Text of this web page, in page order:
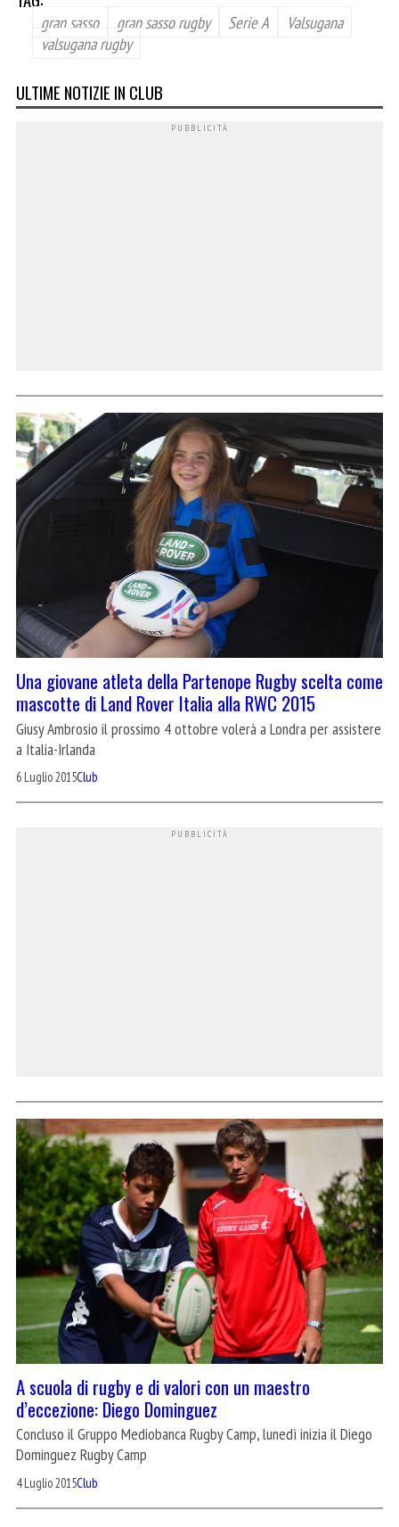
gran sasso gran sasso rugby Serie A
Valsugana
valsugana rugby
ULTIME NOTIZIE IN CLUB
Una giovane atleta della Partenope Rugby scelta come
mascotte di Land Rover Italia alla RWC 2015
Giusy Ambrosio il prossimo 4 ottobre volerà a Londra per assistere
a Italia-Irlanda
6 Luglio 2015Club
A scuola di rugby e di valori con un maestro
d’eccezione: Diego Dominguez
Concluso il Gruppo Mediobanca Rugby Camp, lunedì inizia il Diego
Dominguez Rugby Camp
4 Luglio 2015Club